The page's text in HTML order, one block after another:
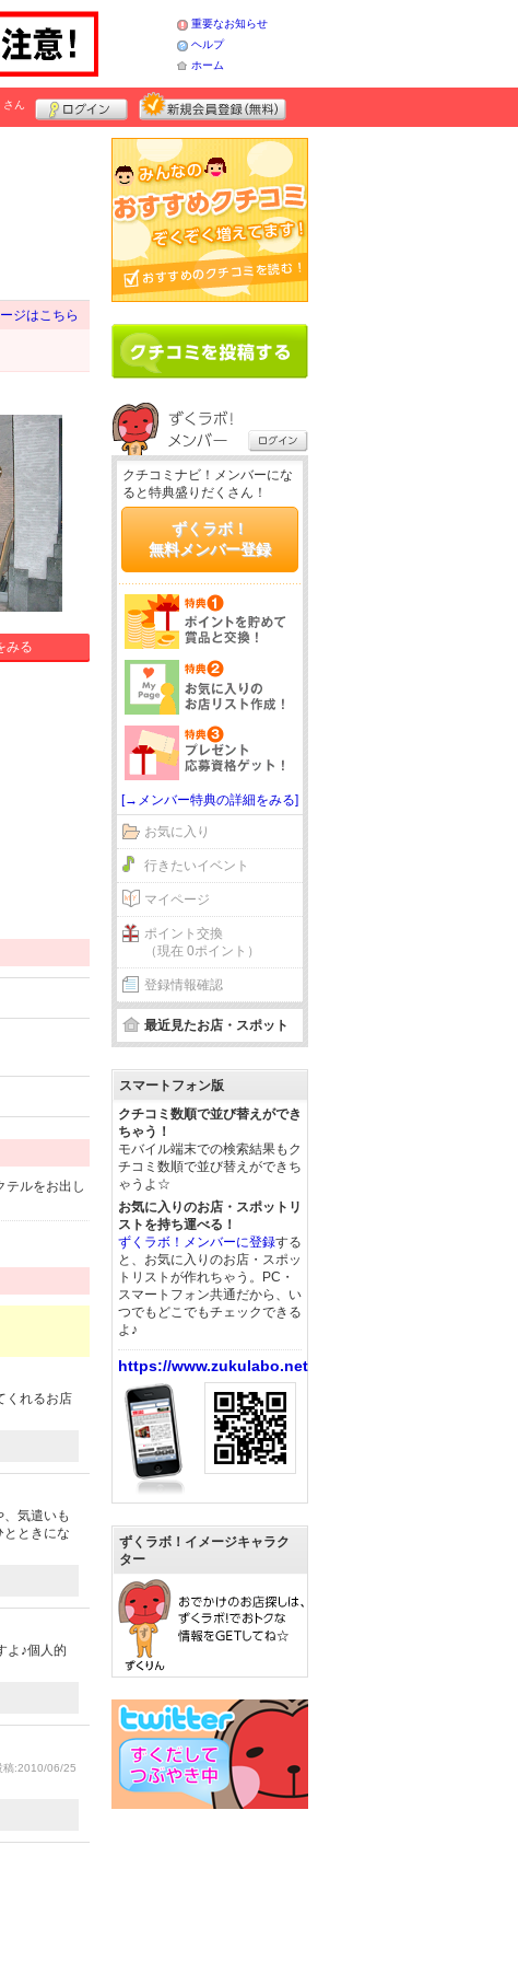
重要なお知らせ
ヘルプ
ホーム
さん
ジはこちら
みる
テルをお出し
くれるお店
気遣いも
ときにな
よ♪個人的
稿:2010/06/25
クチコミナビ！メンバーにな
ると特典盛りだくさん！
ずくラボ！
無料メンバー登録
[→メンバー特典の詳細をみる]
お気に入り
行きたいイベント
マイページ
ポイント交換
（現在 0ポイント）
登録情報確認
最近見たお店・スポット
スマートフォン版
クチコミ数順で並び替えができ
ちゃう！
モバイル端末での検索結果もク
チコミ数順で並び替えができち
ゃうよ☆
お気に入りのお店・スポットリ
ストを持ち運べる！
ずくラボ！メンバーに登録する
と、お気に入りのお店・スポッ
トリストが作れちゃう。PC・
スマートフォン共通だから、い
つでもどこでもチェックできる
よ♪
https://www.zukulabo.net/
ずくラボ！イメージキャラク
ター